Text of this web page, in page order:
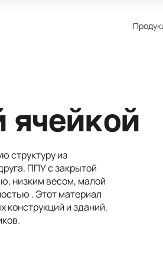
ячейкой
структуру из
ППУ с закрытой
низким весом, малой
. Этот материал
и зданий,